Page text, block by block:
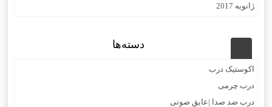
ژانویه 2017
دسته‌ها
اکوستیک درب
درب چرمی
درب ضد صدا |عایق صوتی